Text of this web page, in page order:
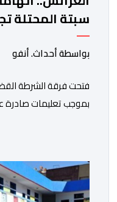
سبتة المحتلة
النظامية إلى
بواسطة أحداث. أنفو
فتحت فرقة الشرطة
بموجب تعليمات صادرة
حسابات على شبكات
المذكورة قد صرحت
تدعي فيها بأن جهات